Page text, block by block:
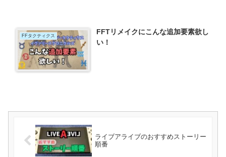
FFタクティクス
FFTリメイクにこんな追加要素欲し
い！
ライブアライブのおすすめストーリー
順番